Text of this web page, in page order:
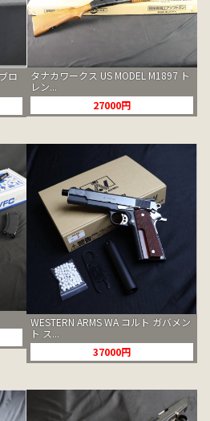
ロ
タナカワークス US MODEL M1897 ト
レン...
27000円
WESTERN ARMS WA コルト ガバメン
ト ス...
37000円